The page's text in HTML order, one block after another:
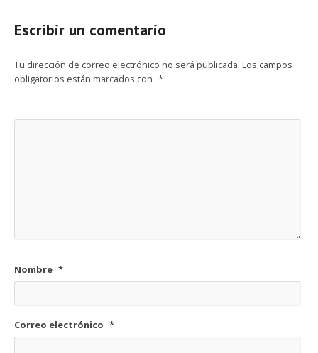
Escribir un comentario
Tu dirección de correo electrónico no será publicada. Los campos
obligatorios están marcados con *
Nombre *
Correo electrónico *